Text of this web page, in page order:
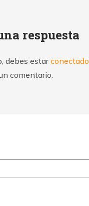
respuesta
debes estarconectado
comentario.